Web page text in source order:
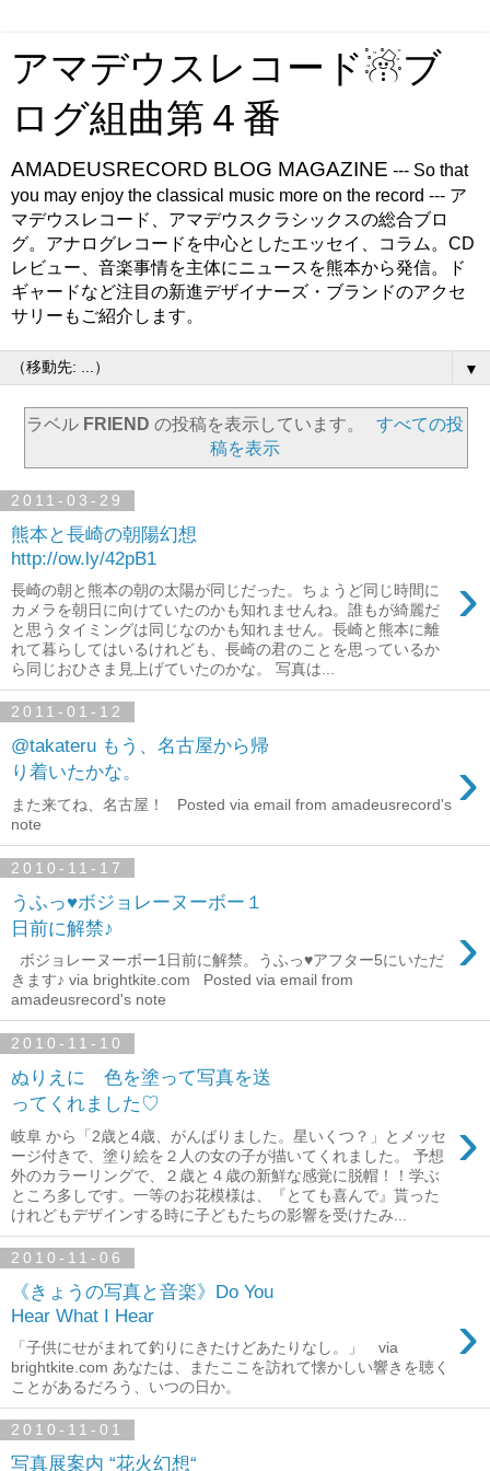
アマデウスレコード☃ブ
ログ組曲第４番
AMADEUSRECORD BLOG MAGAZINE --- So that
you may enjoy the classical music more on the record --- ア
マデウスレコード、アマデウスクラシックスの総合ブロ
グ。アナログレコードを中心としたエッセイ、コラム。CD
レビュー、音楽事情を主体にニュースを熊本から発信。ド
ギャードなど注目の新進デザイナーズ・ブランドのアクセ
サリーもご紹介します。
▼
ラベル FRIEND の投稿を表示しています。
すべての投
稿を表示
2011-03-29
熊本と長崎の朝陽幻想
http://ow.ly/42pB1
›
長崎の朝と熊本の朝の太陽が同じだった。ちょうど同じ時間に
カメラを朝日に向けていたのかも知れませんね。誰もが綺麗だ
と思うタイミングは同じなのかも知れません。長崎と熊本に離
れて暮らしてはいるけれども、長崎の君のことを思っているか
ら同じおひさま見上げていたのかな。 写真は...
2011-01-12
@takateru もう、名古屋から帰
り着いたかな。
›
また来てね、名古屋！ Posted via email from amadeusrecord's
note
2010-11-17
うふっ♥ボジョレーヌーボー１
日前に解禁♪
›
ボジョレーヌーボー1日前に解禁。うふっ♥アフター5にいただ
きます♪ via brightkite.com Posted via email from
amadeusrecord's note
2010-11-10
ぬりえに 色を塗って写真を送
ってくれました♡
›
岐阜 から「2歳と4歳、がんばりました。星いくつ？」とメッセ
ージ付きで、塗り絵を２人の女の子が描いてくれました。 予想
外のカラーリングで、２歳と４歳の新鮮な感覚に脱帽！！学ぶ
ところ多しです。一等のお花模様は、『とても喜んで』貰った
けれどもデザインする時に子どもたちの影響を受けたみ...
2010-11-06
《きょうの写真と音楽》Do You
Hear What I Hear
›
「子供にせがまれて釣りにきたけどあたりなし。」 via
brightkite.com あなたは、またここを訪れて懐かしい響きを聴く
ことがあるだろう、いつの日か。
2010-11-01
写真展案内 “花火幻想“